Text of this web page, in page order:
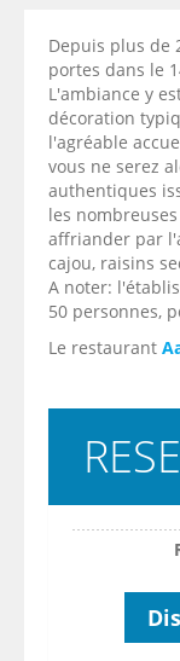
Depuis plus de
portes dans le
L'ambiance y
décoration
l'agréable
vous ne serez
authentiques
les
affriander par
cajou, raisins
A noter:
50 personnes,
Le restaurant